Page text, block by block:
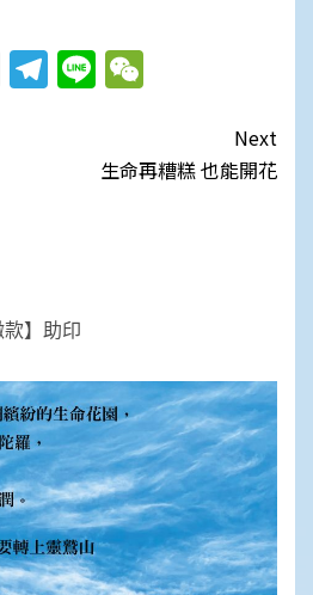
EmailTelegram
Line
Next
生命再糟糕 也能開花
】助印